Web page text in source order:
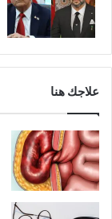
علاجك هنا